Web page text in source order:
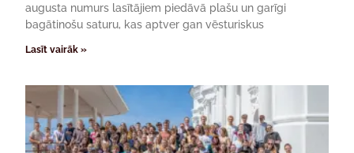
augusta numurs lasītājiem piedāvā plašu un garīgi
bagātinošu saturu, kas aptver gan vēsturiskus
Lasīt vairāk »